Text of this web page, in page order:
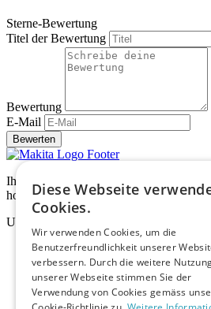
Sterne-Bewertung
Titel der Bewertung
Bewertung
E-Mail
Bewerten
Ihr Makita Werkzeugshop in der
hochwertigen Elektrowerkzeuge und
Unternehmen
Home
Shop
Über uns
Blog
Kontakt
Diese Webseite
Cookies.
Wir verwenden Cookies, um die
Benutzerfreundlichkeit unserer
verbessern. Durch die weitere
unserer Webseite stimmen Sie der
Verwendung von Cookies gemäss